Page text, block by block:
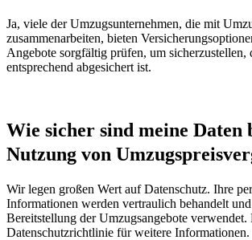
Ja, viele der Umzugsunternehmen, die mit
zusammenarbeiten, bieten
Angebote sorgfältig prüfen, um sicherzustellen,
entsprechend abgesichert ist.
Wie sicher sind meine Daten
Nutzung von
Wir legen großen Wert auf Datenschutz. Ihre
Informationen werden vertraulich behandelt
Bereitstellung der Umzugsangebote verwendet.
Datenschutzrichtlinie für weitere Informationen.